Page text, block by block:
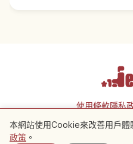
使用條款隱私
本網站使用Cookie來改善用戶體
政策 。